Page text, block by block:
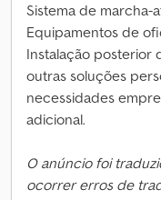
Sistema de marcha-
Equipamentos de
Instalação posterior
outras soluções
necessidades
adicional.
O anúncio foi
ocorrer erros de